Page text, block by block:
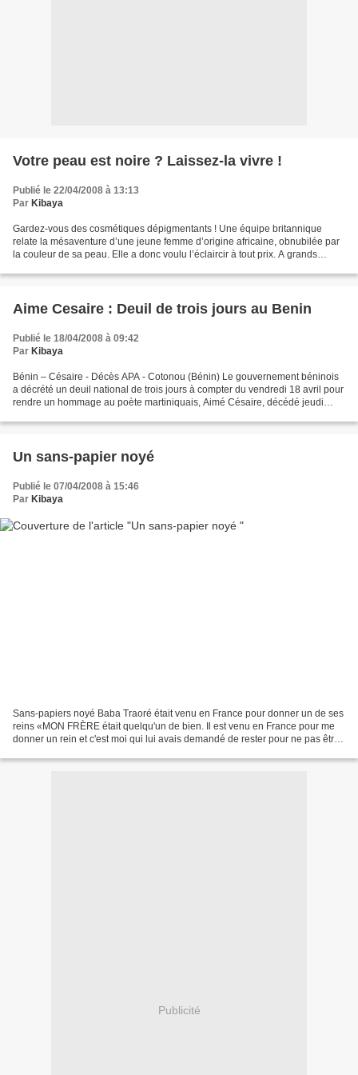
Votre peau est noire ? Laissez-la vivre !
Publié le 22/04/2008 à 13:13
Par Kibaya
Gardez-vous des cosmétiques dépigmentants ! Une équipe britannique
relate la mésaventure d’une jeune femme d’origine africaine, obnubilée par
la couleur de sa peau. Elle a donc voulu l’éclaircir à tout prix. A grands
Aime Cesaire : Deuil de trois jours au Benin
Publié le 18/04/2008 à 09:42
Par Kibaya
Bénin – Césaire - Décès APA - Cotonou (Bénin) Le gouvernement béninois
a décrété un deuil national de trois jours à compter du vendredi 18 avril pour
rendre un hommage au poète martiniquais, Aimé Césaire, décédé jeudi
Un sans-papier noyé
Publié le 07/04/2008 à 15:46
Par Kibaya
Sans-papiers noyé Baba Traoré était venu en France pour donner un de ses
reins «MON FRÈRE était quelqu'un de bien. Il est venu en France pour me
donner un rein et c'est moi qui lui avais demandé de rester pour ne pas être
Publicité